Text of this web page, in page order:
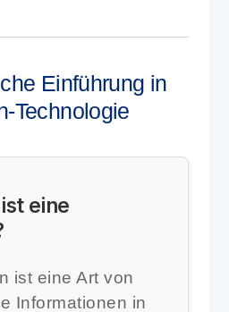
Einführung in
Technologie
eine
ist eine Art von
Informationen in